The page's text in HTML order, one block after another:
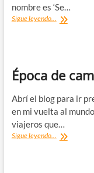
nombre es ‘Se…
Sigue leyendo... Nuevo
camino
al
Época de
Abrí el blog para ir
en mi vuelta al
viajeros que…
Sigue leyendo... Época